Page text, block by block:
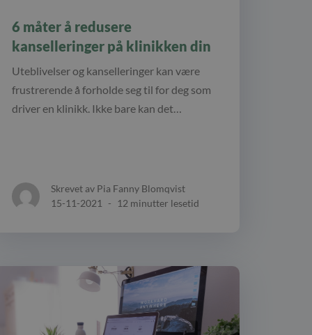
6 måter å redusere
kanselleringer på klinikken din
Uteblivelser og kanselleringer kan være
frustrerende å forholde seg til for deg som
driver en klinikk. Ikke bare kan det…
Skrevet av Pia Fanny Blomqvist
15-11-2021
- 12 minutter lesetid